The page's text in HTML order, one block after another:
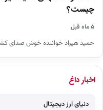
چیست؟
۵ ماه قبل
حمید هیراد خواننده خوش صدای
اخبار داغ
دنیای ارز دیجیتال